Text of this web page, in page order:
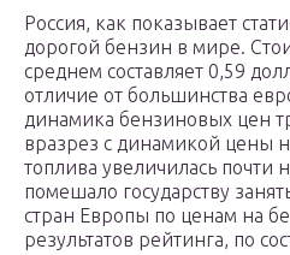
Россия, как показывает
дорогой бензин в мире.
среднем составляет 0,59
отличие от большинства
динамика бензиновых цен
вразрез с динамикой цены
топлива увеличилась почти
помешало государству
стран Европы по ценам на
результатов рейтинга, по